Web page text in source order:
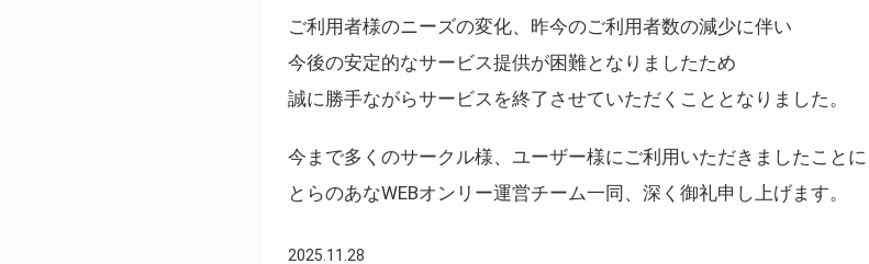
ご利用者様のニーズの変化、昨今のご利用者数の減少に伴い
今後の安定的なサービス提供が困難となりましたため
誠に勝手ながらサービスを終了させていただくこととなりました。
今まで多くのサークル様、ユーザー様にご利用いただきましたことに
とらのあなWEBオンリー運営チーム一同、深く御礼申し上げます。
2025.11.28